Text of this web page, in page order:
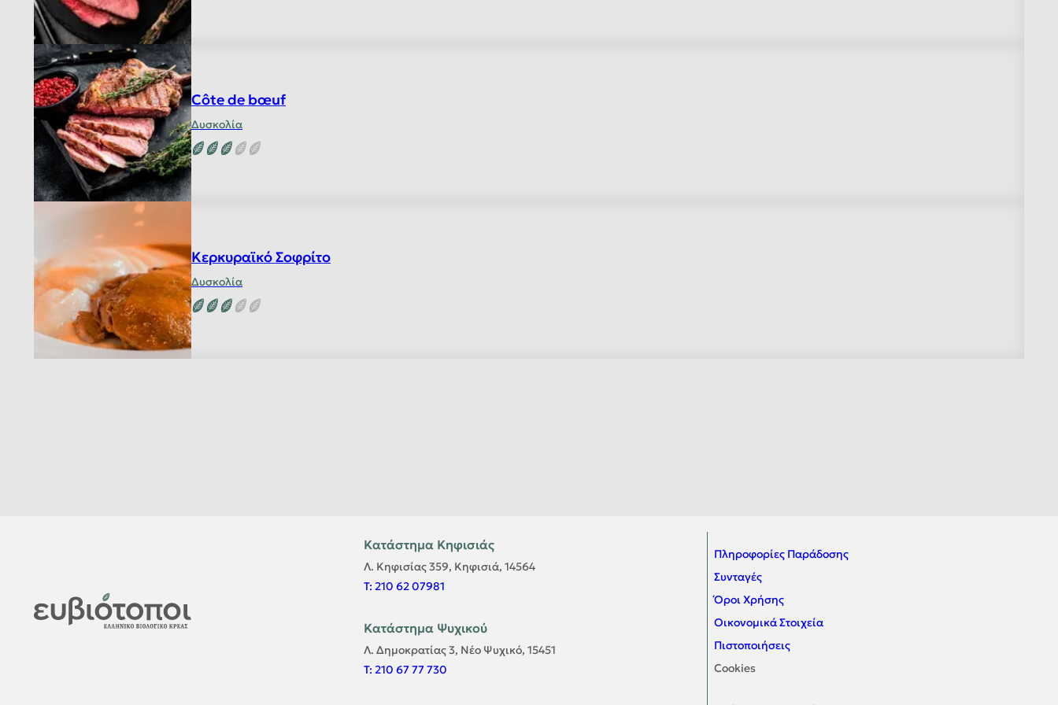
Côte de bœuf
Δυσκολία
Κερκυραϊκό Σοφρίτο
Δυσκολία
Κατάστημα Κηφισιάς
Λ. Κηφισίας 359, Κηφισιά, 14564
T: 210 62 07981
Κατάστημα Ψυχικού
Λ. Δημοκρατίας 3, Νέο Ψυχικό, 15451
T: 210 67 77 730
Πληροφορίες Παράδοσης
Συνταγές
Όροι Χρήσης
Οικονομικά Στοιχεία
Πιστοποιήσεις
Cookies